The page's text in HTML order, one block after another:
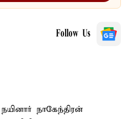
Follow Us
நாகேந்திரன்